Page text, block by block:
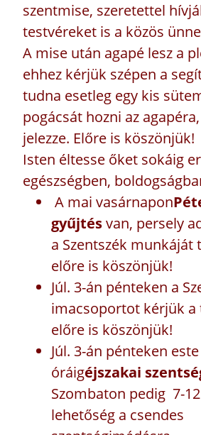
szentmise, szeretettel
testvéreket is a közös
A mise után agapé lesz a
ehhez kérjük szépen a
tudna esetleg egy kis
pogácsát hozni az
jelezze. Előre is köszönjük!
Isten éltesse őket sokáig
egészségben,
A mai vasárnapon
gyűjtésvan, persely
a Szentszék munkáját
előre is köszönjük!
Júl. 3-án pénteken a
imacsoportot kérjük a
előre is köszönjük!
Júl. 3-án pénteken
óráigéjszakai
Szombaton pedig 7-
lehetőség a csendes